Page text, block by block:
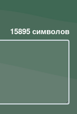
15895символов